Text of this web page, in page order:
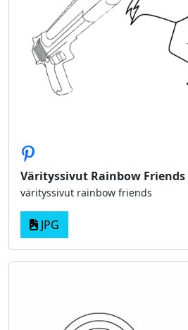
Värityssivut Rainbow Friends
värityssivut rainbow friends
JPG